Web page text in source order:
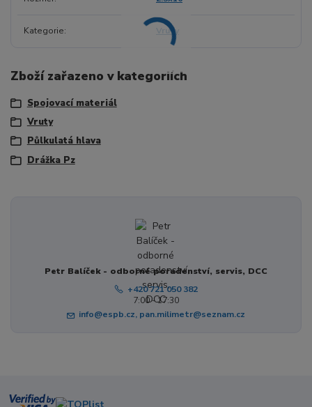
Kategorie Vruty
Zboží zařazeno v kategoriích
Spojovací materiál
Vruty
Půlkulatá hlava
Drážka Pz
Petr Balíček - odborné poradenství, servis, DCC
+420 721 050 382
7:00 - 17:30
info@espb.cz, pan.milimetr@seznam.cz